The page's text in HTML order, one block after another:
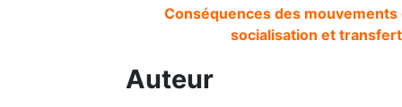
Conséquences des
socialisation et
Auteur